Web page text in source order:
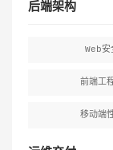
后端架构
Web安
前端工
移动端